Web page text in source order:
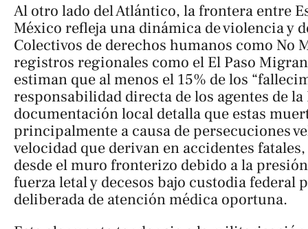
Al otro lado del Atlántico, la frontera entre
México refleja una dinámica de violencia y
Colectivos de derechos humanos como No
registros regionales como el El Paso
estiman que al menos el 15% de los
responsabilidad directa de los agentes de la
documentación local detalla que estas
principalmente a causa de persecuciones
velocidad que derivan en accidentes
desde el muro fronterizo debido a la
fuerza letal y decesos bajo custodia federal
deliberada de atención médica oportuna.